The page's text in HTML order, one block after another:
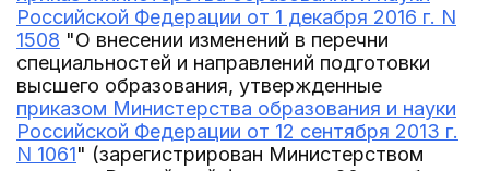
Российской Федерации от 1 декабря 2016 г. N
1508 "О внесении изменений в перечни
специальностей и направлений подготовки
высшего образования, утвержденные
приказом Министерства образования и науки
Российской Федерации от 12 сентября 2013 г.
N 1061" (зарегистрирован Министерством